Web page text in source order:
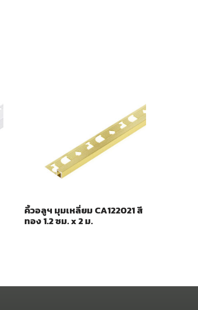
คิ้วอลูฯ มุมเหลี่ยม CA122021 สี
ทอง 1.2 ซม. x 2 ม.